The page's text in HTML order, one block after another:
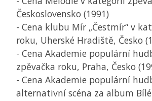
Československo (1991)
- Cena klubu Mír „Čestmír“ v
roku, Uherské Hradiště, Česko
- Cena Akademie populární
zpěvačka roku, Praha, Česko
- Cena Akademie populární
alternativní scéna za album